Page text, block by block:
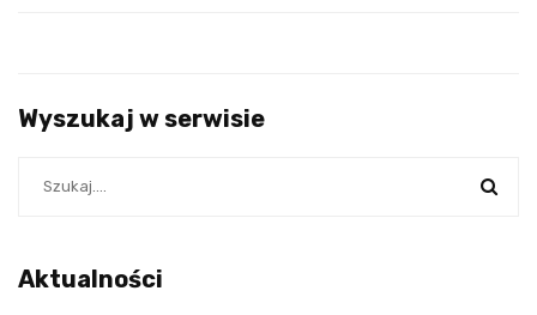
Wyszukaj w serwisie
Aktualności